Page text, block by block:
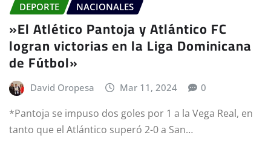
DEPORTE NACIONALES
»El Atlético Pantoja y Atlántico FC
logran victorias en la Liga Dominicana
de Fútbol»
David Oropesa Mar 11, 2024 0
*Pantoja se impuso dos goles por 1 a la Vega Real, en
tanto que el Atlántico superó 2-0 a San…